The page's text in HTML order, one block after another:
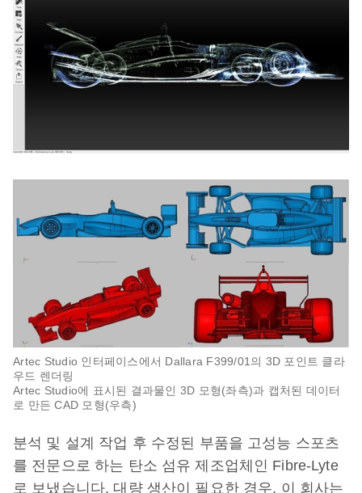
Artec Studio 인터페이스에서 Dallara F399/01의 3D 포인트 클라
우드 렌더링
Artec Studio에 표시된 결과물인 3D 모형(좌측)과 캡처된 데이터
로 만든 CAD 모형(우측)
분석 및 설계 작업 후 수정된 부품을 고성능 스포츠
를 전문으로 하는 탄소 섬유 제조업체인 Fibre-Lyte
로 보냈습니다. 대량 생산이 필요한 경우, 이 회사는